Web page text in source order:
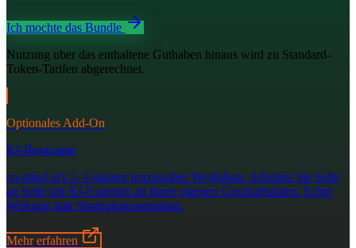
Ich mochte das Bundle
Nutzung uber das enthaltene Guthaben hinaus wird zu Standard-
Token-Tarifen abgerechnet.
Optionales Add-On
KI-Bootcamp
co-mind.ai's 2–5-tagiger praxisnaher Workshop. Arbeiten Sie Seite
an Seite mit KI-Experten an Ihren eigenen Geschaftsdaten. Echte
Wirkung statt Strategieprasentation.
Mehr erfahren